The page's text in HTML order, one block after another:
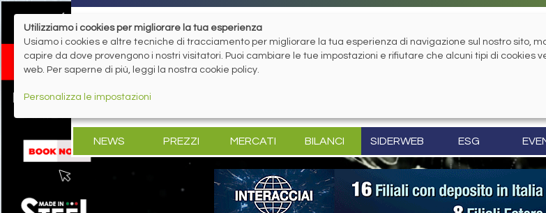
NEWS PREZZI MERCATI BILANCI SIDERWEB ESG
Utilizziamo i cookies per migliorare la tua esperienza
Usiamo i cookies e altre tecniche di tracciamento per migliorare la tua esperienza di navigazione sul nostro sito,
capire da dove provengono i nostri visitatori. Puoi cambiare le tue impostazioni e rifiutare che alcuni tipi di
web. Per saperne di più, leggi la nostra cookie policy.
Personalizza le impostazioni